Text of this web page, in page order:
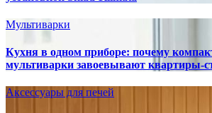
Мультиварки
Кухня в одном приборе: почему
мультиварки завоевывают квартиры-
Аксессуары для печей